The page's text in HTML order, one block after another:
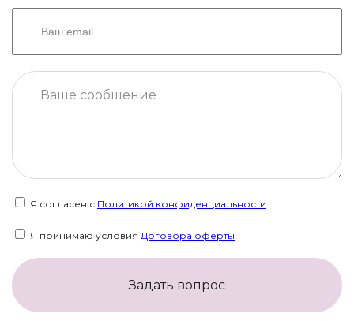
Я согласен с Политикой конфиденциальности
Я принимаю условия Договора оферты
Задать вопрос